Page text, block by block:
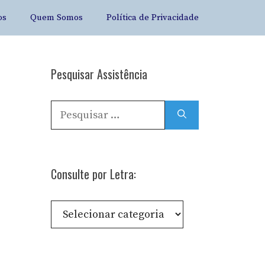
Quem Somos Política de Privacidade
Pesquisar Assistência
Pesquisar
por:
Consulte por Letra:
Consulte